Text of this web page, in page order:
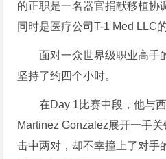
的正职是一名器官捐献移植协
同时是医疗公司T-1 Med LLC
面对一众世界级职业高手
坚持了约四个小时。
在Day 1比赛中段，他与
Martinez Gonzalez展开一手
击中两对，却不幸撞上了对手